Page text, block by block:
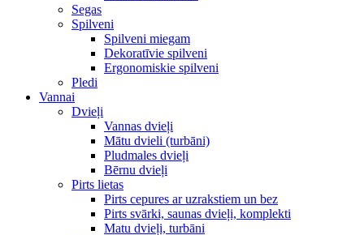
Segas
Spilveni
Spilveni miegam
Dekoratīvie spilveni
Ergonomiskie spilveni
Pledi
Vannai
Dvieļi
Vannas dvieļi
Mātu dvieli (turbāni)
Pludmales dvieļi
Bērnu dvieļi
Pirts lietas
Pirts cepures ar uzrakstiem un bez
Pirts svārki, saunas dvieļi, komplekti
Matu dvieļi, turbāni